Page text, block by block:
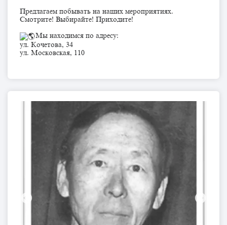
Предлагаем побывать на наших мероприятиях.
Смотрите! Выбирайте! Приходите!
Мы находимся по адресу:
ул. Кочетова, 34
ул. Московская, 110